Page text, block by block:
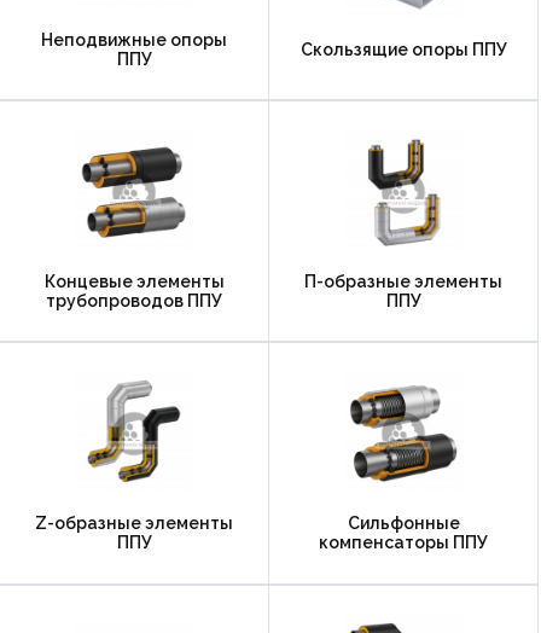
Неподвижные опоры
ППУ
Скользящие опоры ППУ
Концевые элементы
трубопроводов ППУ
П-образные элементы
ППУ
Z-образные элементы
ППУ
Сильфонные
компенсаторы ППУ